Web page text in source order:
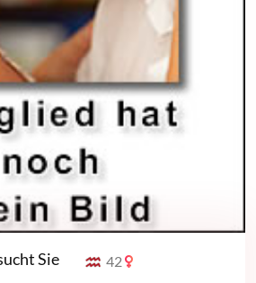
Sie 42